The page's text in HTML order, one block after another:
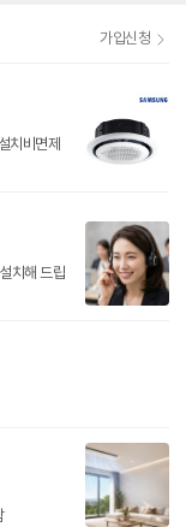
가입신청
치비면제
치해 드립